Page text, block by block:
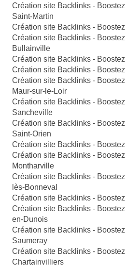
Création site Backlinks -
Saint-Martin
Création site Backlinks - Boostez
Création site Backlinks - Boostez
Bullainville
Création site Backlinks -
Création site Backlinks -
Création site Backlinks -
Maur-sur-le-Loir
Création site Backlinks - Boostez
Sancheville
Création site Backlinks -
Saint-Orien
Création site Backlinks -
Création site Backlinks - Boostez
Montharville
Création site Backlinks -
lès-Bonneval
Création site Backlinks -
Création site Backlinks -
en-Dunois
Création site Backlinks - Boostez
Saumeray
Création site Backlinks - Boostez
Chartainvilliers